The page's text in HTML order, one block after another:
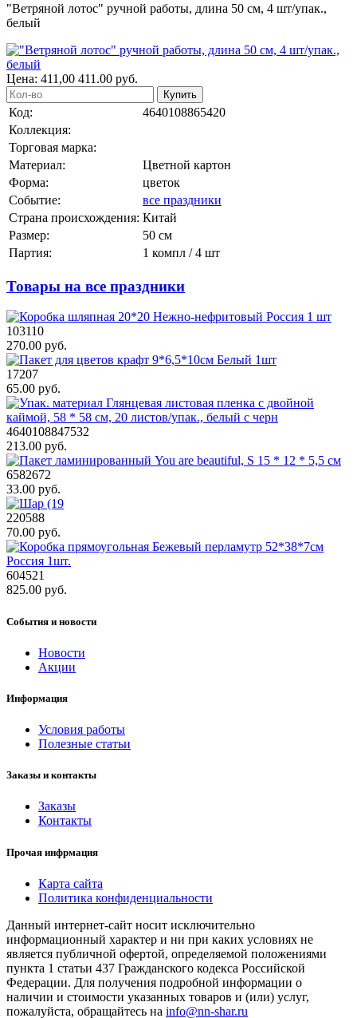
"Ветряной лотос" ручной работы, длина 50 см, 4 шт/упак.,
белый
Цена: 411,00 411.00 руб.
Купить
Код:
4640108865420
Коллекция:
Торговая марка:
Материал:
Цветной картон
Форма:
цветок
Событие:
все праздники
Страна происхождения: Китай
Размер:
50 см
Партия:
1 компл / 4 шт
Товары на все праздники
103110
270.00 руб.
17207
65.00 руб.
4640108847532
213.00 руб.
6582672
33.00 руб.
220588
70.00 руб.
604521
825.00 руб.
События и новости
Новости
Акции
Информация
Условия работы
Полезные статьи
Заказы и контакты
Заказы
Контакты
Прочая инфрмация
Карта сайта
Политика конфиденциальности
Данный интернет-сайт носит исключительно
информационный характер и ни при каких условиях не
является публичной офертой, определяемой положениями
пункта 1 статьи 437 Гражданского кодекса Российской
Федерации. Для получения подробной информации о
наличии и стоимости указанных товаров и (или) услуг,
пожалуйста, обращайтесь на info@nn-shar.ru